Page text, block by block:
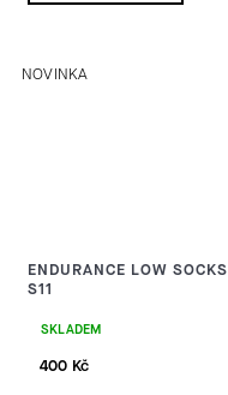
NOVINKA
ENDURANCE LOW SOCKS
S11
SKLADEM
400 Kč